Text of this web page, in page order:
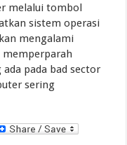
melalui tombol
sistem operasi
mengalami
memperparah
pada bad sector
sering